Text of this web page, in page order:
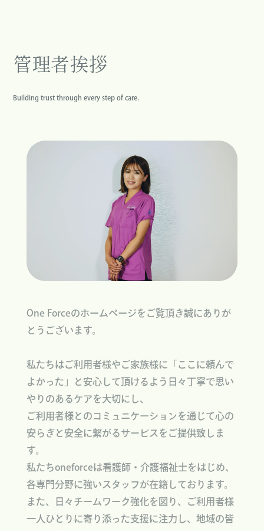
管理者挨拶
Building trust through every step of care.
One Forceのホームページをご覧頂き誠にありが
とうございます。
私たちはご利用者様やご家族様に「ここに頼んで
よかった」と安心して頂けるよう日々丁寧で思い
やりのあるケアを大切にし、
ご利用者様とのコミュニケーションを通じて心の
安らぎと安全に繋がるサービスをご提供致しま
す。
私たちoneforceは看護師・介護福祉士をはじめ、
各専門分野に強いスタッフが在籍しております。
また、日々チームワーク強化を図り、ご利用者様
一人ひとりに寄り添った支援に注力し、地域の皆